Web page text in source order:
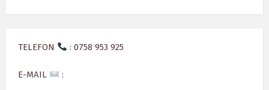
TELEFON : 0758 953 925
E-MAIL :